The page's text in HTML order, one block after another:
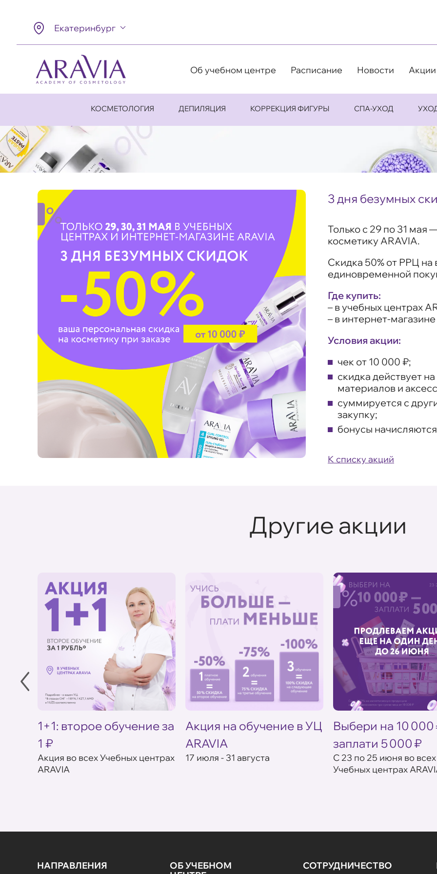
Екатеринбург
Об учебном центре Расписание Новости Акции
КОСМЕТОЛОГИЯ ДЕПИЛЯЦИЯ КОРРЕКЦИЯ ФИГУРЫ СПА-УХОД
%
3 дня безумных
Только с 29 по 31
косметику ARAVIA.
Скидка 50% от РРЦ
единовременной
Где купить:
– в учебных центрах
– в интернет-магазине
Условия акции:
чек от 10 000 ₽;
скидка действует
материалов и
суммируется с
закупку;
бонусы
К списку акций
Другие акции
1+1: второе обучение за
1 ₽
Акция во всех Учебных центрах
ARAVIA
Акция на обучение в УЦ
ARAVIA
17 июля - 31 августа
%
Выбери на 10
заплати 5 000 ₽
С 23 по 25 июня во всех
Учебных центрах
НАПРАВЛЕНИЯ
ОБ УЧЕБНОМ
СОТРУДНИЧЕСТВО